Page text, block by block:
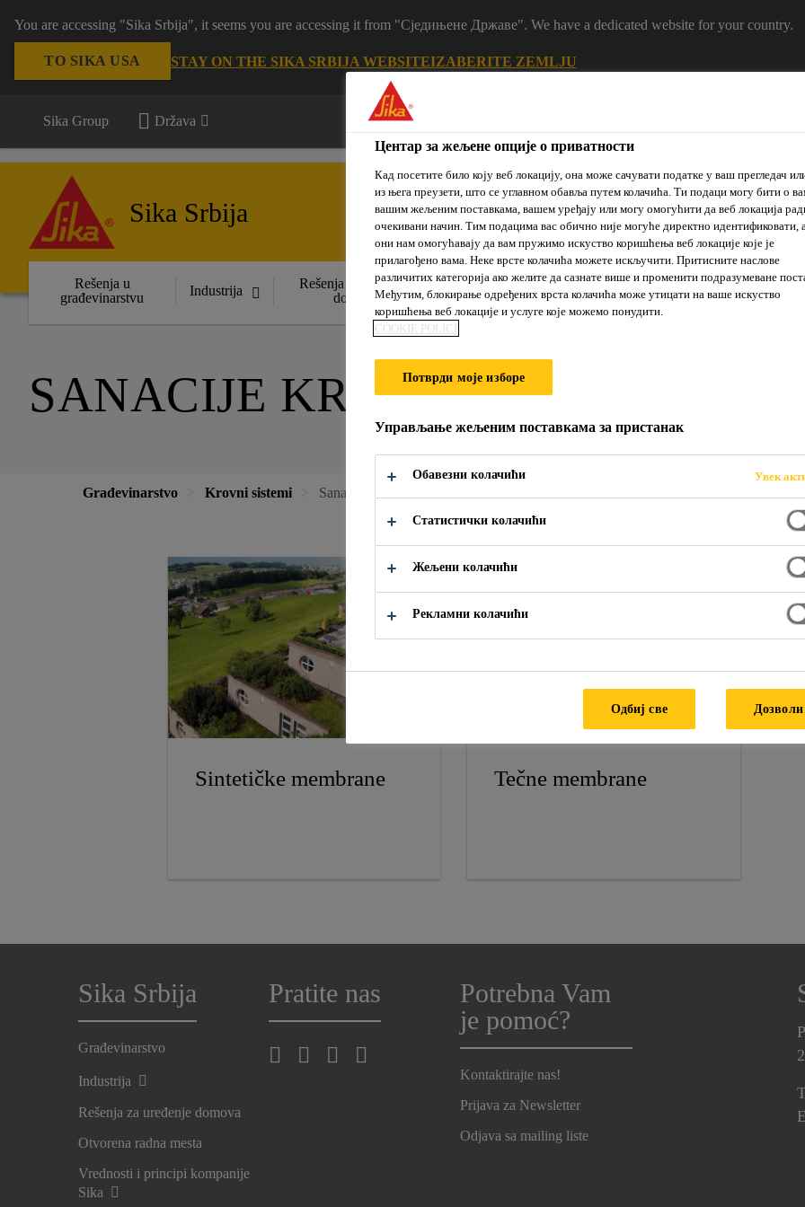
You are accessing "Sika Srbija", it seems you are accessing it from "Сједињене Државе". We have a dedicated website for your country.
TO SIKA USA STAY ON THE SIKA SRBIJA WEBSITEIZABERITE ZEMLJU
Sika Group Država
Sika Srbija
Rešenja u
građevinarstvu
Industrija
Rešenja za uređenje
domova
Prodajna
mesta
Održivi
razvoj
Reference Novosti
SANACIJE KROVOVA
Građevinarstvo Krovni sistemi Sanacije krovova
Sintetičke membrane Tečne membrane
Sika Srbija
Građevinarstvo
Industrija
Rešenja za uređenje domova
Otvorena radna mesta
Vrednosti i principi kompanije
Sika
Pratite nas
Potrebna Vam
je pomoć?
Kontaktirajte nas!
Prijava za Newsletter
Odjava sa mailing liste
Центар за жељене опције о приватности
Кад посетите било коју веб локацију, она може сачувати податке у ваш прегледач
из њега преузети, што се углавном обавља путем колачића. Ти подаци могу бити о
вашим жељеним поставкама, вашем уређају или могу омогућити да веб локација
очекивани начин. Тим подацима вас обично није могуће директно идентификовати,
они нам омогућавају да вам пружимо искуство коришћења веб локације које је
прилагођено вама. Неке врсте колачића можете искључити. Притисните наслове
различитих категорија ако желите да сазнате више и променити подразумеване
Међутим, блокирање одређених врста колачића може утицати на ваше искуство
коришћења веб локације и услуге које можемо понудити.
COOKIE POLICI
Потврди моје изборе
Управљање жељеним поставкама за пристанак
Обавезни колачићи Увек
Статистички колачићи
Жељени колачићи
Рекламни колачићи
Одбиј све Дозволи